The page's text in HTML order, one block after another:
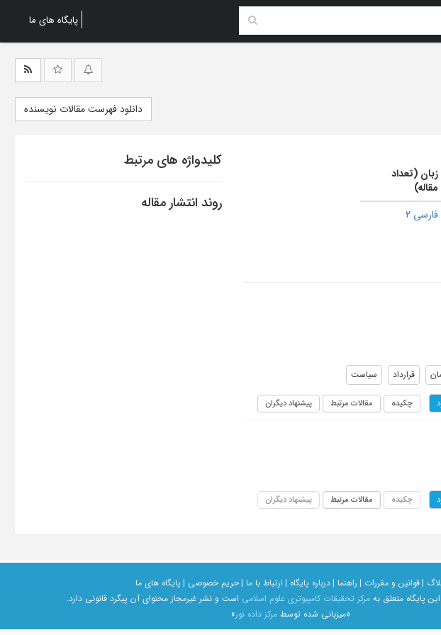
پایگاه های ما
دانلود فهرست مقالات نویسنده
زبان (تعداد
مقاله)
فارسی 2
قرارداد سیاست
چکیده مقالات مرتبط پیشنهاد دیگران
چکیده مقالات مرتبط پیشنهاد دیگران
کلیدواژه های مرتبط
روند انتشار مقاله
|قوانین و مقررات | راهنما |درباره پایگاه | ارتباط با ما |حریم خصوصی | پایگاه های ما
پايگاه متعلق به مرکز تحقیقات کامپیوتری علوم اسلامی است و نشر غیرمجاز محتوای آن پیگرد قانونی دارد.
«میزبانی شده توسطمرکز داده نور»